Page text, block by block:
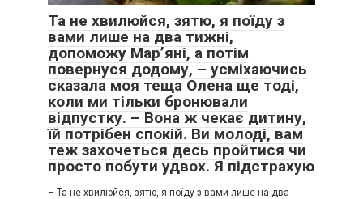
Та не хвилюйся, зятю, я поїду з
вами лише на два тижні,
допоможу Мар’яні, а потім
повернуся додому, – усміхаючись
сказала моя теща Олена ще тоді,
коли ми тільки бронювали
відпустку. – Вона ж чекає дитину,
їй потрібен спокій. Ви молоді, вам
теж захочеться десь пройтися чи
просто побути удвох. Я підстрахую
– Та не хвилюйся, зятю, я поїду з вами лише на два